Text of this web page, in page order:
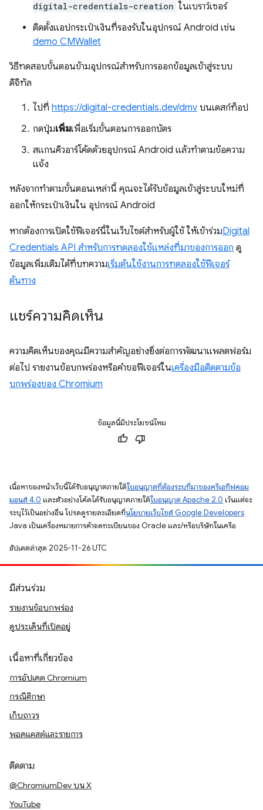
digital-credentials-creation ในเบราว์เซอร์
ติดตั้งแอปกระเป๋าเงินที่รองรับในอุปกรณ์ Android เช่น
demo CMWallet
วิธีทดสอบขั้นตอนข้ามอุปกรณ์สำหรับการออกข้อมูลเข้าสู่ระบบ
ดิจิทัล
ไปที่ https://digital-credentials.dev/dmv บนเดสก์ท็อป
กดปุ่มเพิ่มเพื่อเริ่มขั้นตอนการออกบัตร
สแกนคิวอาร์โค้ดด้วยอุปกรณ์ Android แล้วทำตามข้อความ
แจ้ง
หลังจากทำตามขั้นตอนเหล่านี้ คุณจะได้รับข้อมูลเข้าสู่ระบบใหม่ที่
ออกให้กระเป๋าเงินใน อุปกรณ์ Android
หากต้องการเปิดใช้ฟีเจอร์นี้ในเว็บไซต์สำหรับผู้ใช้ ให้เข้าร่วมDigital
Credentials API สำหรับการทดลองใช้แหล่งที่มาของการออก ดู
ข้อมูลเพิ่มเติมได้ที่บทความเริ่มต้นใช้งานการทดลองใช้ฟีเจอร์
ต้นทาง
แชร์ความคิดเห็น
ความคิดเห็นของคุณมีความสำคัญอย่างยิ่งต่อการพัฒนาแพลตฟอร์ม
ต่อไป รายงานข้อบกพร่องหรือคำขอฟีเจอร์ในเครื่องมือติดตามข้อ
บกพร่องของ Chromium
ข้อมูลนี้มีประโยชน์ไหม
เนื้อหาของหน้าเว็บนี้ได้รับอนุญาตภายใต้ใบอนุญาตที่ต้องระบุที่มาของครีเอทีฟคอม
มอนส์ 4.0 และตัวอย่างโค้ดได้รับอนุญาตภายใต้ใบอนุญาต Apache 2.0 เว้นแต่จะ
ระบุไว้เป็นอย่างอื่น โปรดดูรายละเอียดที่นโยบายเว็บไซต์ Google Developers
Java เป็นเครื่องหมายการค้าจดทะเบียนของ Oracle และ/หรือบริษัทในเครือ
อัปเดตล่าสุด 2025-11-26 UTC
มีส่วนร่วม
รายงานข้อบกพร่อง
ดูประเด็นที่เปิดอยู่
เนื้อหาที่เกี่ยวข้อง
การอัปเดต Chromium
กรณีศึกษา
เก็บถาวร
พอดแคสต์และรายการ
ติดตาม
@ChromiumDev บน X
YouTube